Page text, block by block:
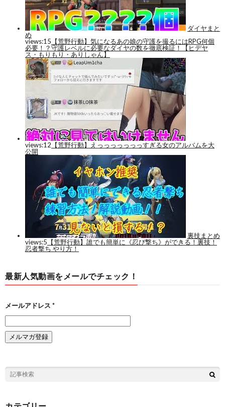
最新人気動画をメールでチェック！
メールアドレス *